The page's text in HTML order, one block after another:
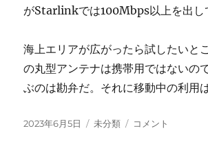
がStarlinkでは100Mbps以上を出し
海上エリアが広がったら試したいと
の丸型アンテナは携帯用ではないの
ぶのは勘弁だ。それに移動中の利用
投
2023年6月5日
カ
未分類
Starlink
コメント